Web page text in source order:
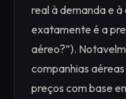
real à demanda e à
exatamente é a
aéreo?”).
companhias
preços com base